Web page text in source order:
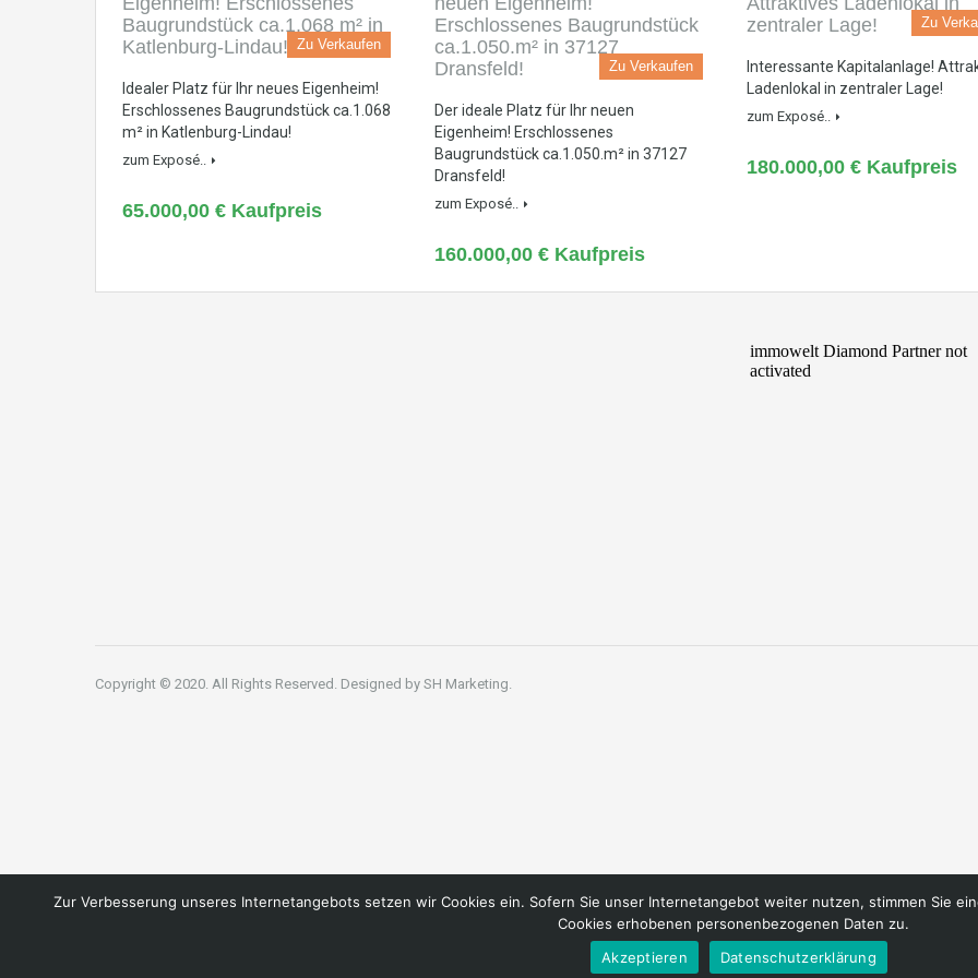
Zu Verkaufen
Idealer Platz für Ihr neues Eigenheim!
Erschlossenes Baugrundstück ca.1.068
m² in Katlenburg-Lindau!
zum Exposé..
65.000,00 € Kaufpreis
Zu Verkaufen
Der ideale Platz für Ihr neuen
Eigenheim! Erschlossenes
Baugrundstück ca.1.050.m² in 37127
Dransfeld!
zum Exposé..
160.000,00 € Kaufpreis
Zu
Interessante Kapitalanlage!
Ladenlokal in zentraler Lage!
zum Exposé..
180.000,00 € Kaufpreis
Copyright © 2020. All Rights Reserved. Designed by SH Marketing.
Zur Verbesserung unseres Internetangebots setzen wir Cookies ein. Sofern Sie unser Internetangebot weiter nutzen, stimmen Sie
Cookies erhobenen personenbezogenen Daten zu.
Akzeptieren
Datenschutzerklärung